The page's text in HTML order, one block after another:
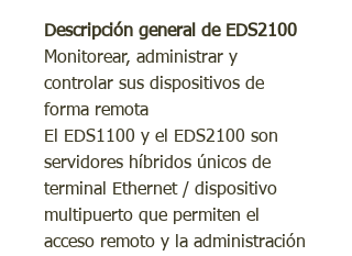
Descripción general de EDS2100
Monitorear, administrar y
controlar sus dispositivos de
forma remota
El EDS1100 y el EDS2100 son
servidores híbridos únicos de
terminal Ethernet / dispositivo
multipuerto que permiten el
acceso remoto y la administración